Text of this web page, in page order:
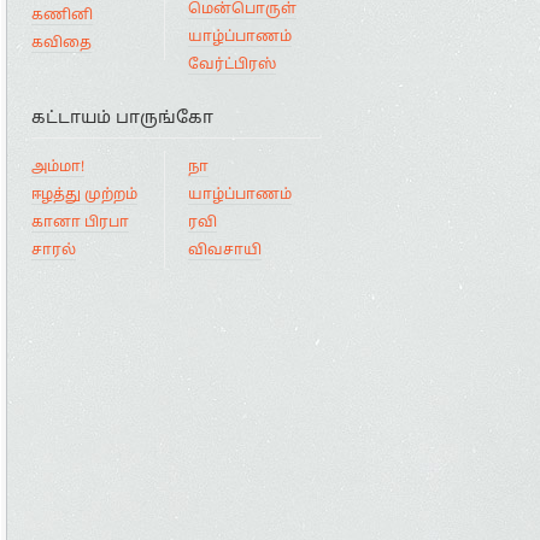
கணினி
கவிதை
மென்பொருள்
யாழ்ப்பாணம்
வேர்ட்பிரஸ்
கட்டாயம் பாருங்கோ
அம்மா!
ஈழத்து முற்றம்
கானா பிரபா
சாரல்
நா
யாழ்ப்பாணம்
ரவி
விவசாயி